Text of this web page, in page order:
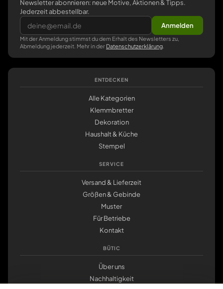
Newsletter abonnieren: neue Motive, Aktionen & Tipps.
Jederzeit abbestellbar.
Anmelden
Mit der Anmeldung stimmst du dem Erhalt des Newsletters zu,
Abmeldung jederzeit. Mehr in der Datenschutzerklärung
ENTDECKEN
Alle Kategorien
Klemmbretter
Dekoration
Haushalt & Küche
Stempel
SERVICE
Versand & Lieferzeit
Größen & Gebinde
Muster
Für Betriebe
Kontakt
BÜTIC
Über uns
Nachhaltigkeit